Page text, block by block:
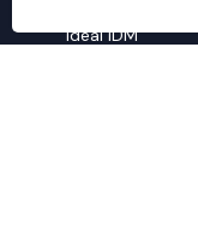
ideal IDM